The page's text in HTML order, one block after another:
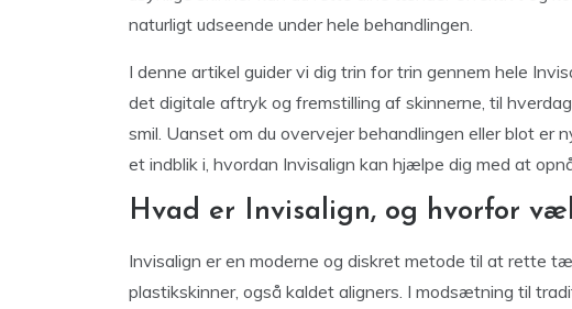
naturligt udseende under hele behandlingen.
I denne artikel guider vi dig trin for trin gennem hele
det digitale aftryk og fremstilling af skinnerne, til
smil. Uanset om du overvejer behandlingen eller blot er
et indblik i, hvordan Invisalign kan hjælpe dig med at
Hvad er Invisalign, og hvorfor
Invisalign er en moderne og diskret metode til at rette
plastikskinner, også kaldet aligners. I modsætning til